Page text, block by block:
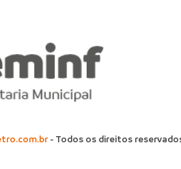
- Todos os direitos